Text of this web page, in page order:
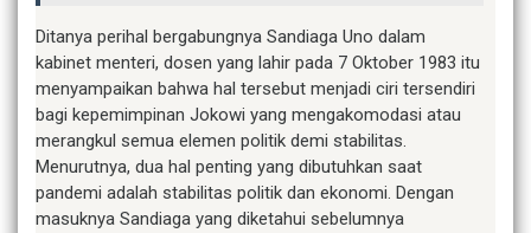
Ditanya perihal bergabungnya Sandiaga Uno dalam
kabinet menteri, dosen yang lahir pada 7 Oktober 1983 itu
menyampaikan bahwa hal tersebut menjadi ciri tersendiri
bagi kepemimpinan Jokowi yang mengakomodasi atau
merangkul semua elemen politik demi stabilitas.
Menurutnya, dua hal penting yang dibutuhkan saat
pandemi adalah stabilitas politik dan ekonomi. Dengan
masuknya Sandiaga yang diketahui sebelumnya